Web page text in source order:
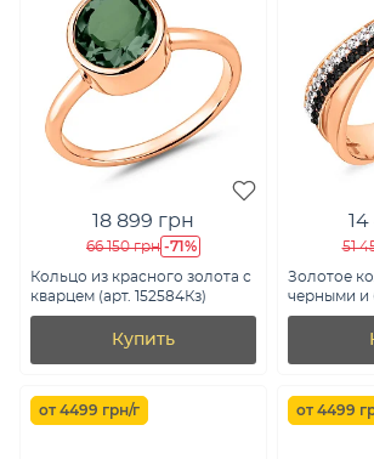
18 899 грн
66 150 грн -71%
Кольцо из красного золота с
кварцем (арт. 152584Кз)
Купить
51
Золотое
черными и
фианитами
от 4499 грн/г от 4499